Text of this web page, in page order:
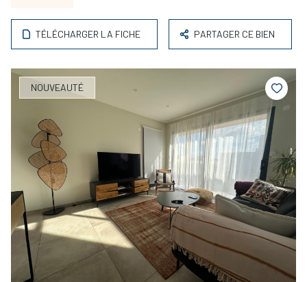
TÉLÉCHARGER LA FICHE PARTAGER CE BIEN
NOUVEAUTÉ